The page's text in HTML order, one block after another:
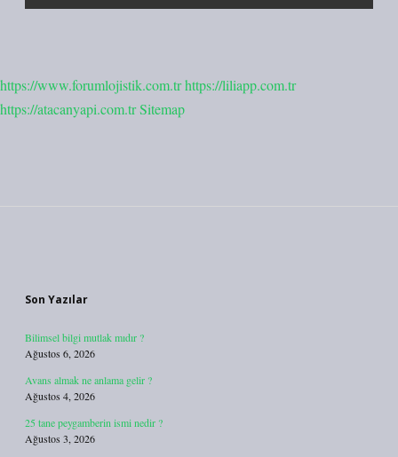
https://www.forumlojistik.com.trhttps://liliapp.com.tr
https://atacanyapi.com.trSitemap
Son Yazılar
Bilimsel bilgi mutlak mıdır ?
Ağustos 6, 2026
Avans almak ne anlama gelir ?
Ağustos 4, 2026
25 tane peygamberin ismi nedir ?
Ağustos 3, 2026